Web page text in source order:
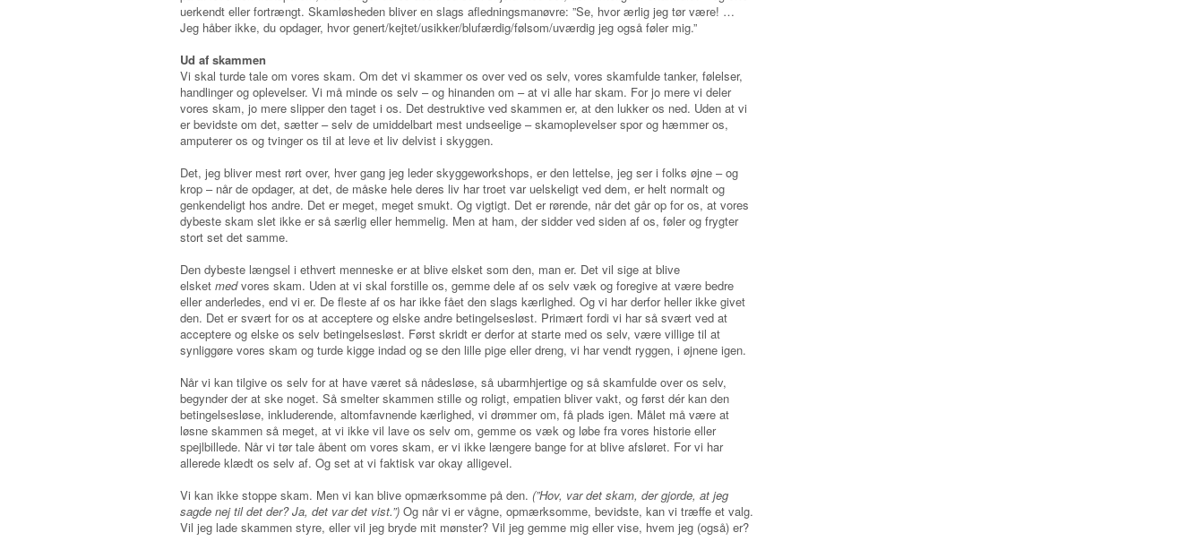
uerkendt eller fortrængt. Skamløsheden bliver en slags afledningsmanøvre: ”Se, hvor ærlig jeg tør være! …
Jeg håber ikke, du opdager, hvor genert/kejtet/usikker/blufærdig/følsom/uværdig jeg også føler mig.”
Ud af skammen
Vi skal turde tale om vores skam. Om det vi skammer os over ved os selv, vores skamfulde tanker, følelser,
handlinger og oplevelser. Vi må minde os selv – og hinanden om – at vi alle har skam. For jo mere vi deler
vores skam, jo mere slipper den taget i os. Det destruktive ved skammen er, at den lukker os ned. Uden at vi
er bevidste om det, sætter – selv de umiddelbart mest undseelige – skamoplevelser spor og hæmmer os,
amputerer os og tvinger os til at leve et liv delvist i skyggen.
Det, jeg bliver mest rørt over, hver gang jeg leder skyggeworkshops, er den lettelse, jeg ser i folks øjne – og
krop – når de opdager, at det, de måske hele deres liv har troet var uelskeligt ved dem, er helt normalt og
genkendeligt hos andre. Det er meget, meget smukt. Og vigtigt. Det er rørende, når det går op for os, at vores
dybeste skam slet ikke er så særlig eller hemmelig. Men at ham, der sidder ved siden af os, føler og frygter
stort set det samme.
Den dybeste længsel i ethvert menneske er at blive elsket som den, man er. Det vil sige at blive
elsket medvores skam. Uden at vi skal forstille os, gemme dele af os selv væk og foregive at være bedre
eller anderledes, end vi er. De fleste af os har ikke fået den slags kærlighed. Og vi har derfor heller ikke givet
den. Det er svært for os at acceptere og elske andre betingelsesløst. Primært fordi vi har så svært ved at
acceptere og elske os selv betingelsesløst. Først skridt er derfor at starte med os selv, være villige til at
synliggøre vores skam og turde kigge indad og se den lille pige eller dreng, vi har vendt ryggen, i øjnene igen.
Når vi kan tilgive os selv for at have været så nådesløse, så ubarmhjertige og så skamfulde over os selv,
begynder der at ske noget. Så smelter skammen stille og roligt, empatien bliver vakt, og først dér kan den
betingelsesløse, inkluderende, altomfavnende kærlighed, vi drømmer om, få plads igen. Målet må være at
løsne skammen så meget, at vi ikke vil lave os selv om, gemme os væk og løbe fra vores historie eller
spejlbillede. Når vi tør tale åbent om vores skam, er vi ikke længere bange for at blive afsløret. For vi har
allerede klædt os selv af. Og set at vi faktisk var okay alligevel.
Vi kan ikke stoppe skam. Men vi kan blive opmærksomme på den. (”Hov, var det skam, der gjorde, at jeg
sagde nej til det der? Ja, det var det vist.”) Og når vi er vågne, opmærksomme, bevidste, kan vi træffe et valg.
Vil jeg lade skammen styre, eller vil jeg bryde mit mønster? Vil jeg gemme mig eller vise, hvem jeg (også) er?